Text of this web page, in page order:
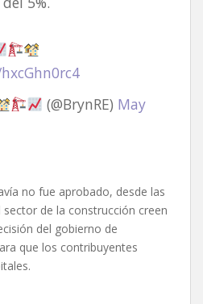
(@BrynRE) May
no fue aprobado, desde las
de la construcción creen
del gobierno de
que los contribuyentes